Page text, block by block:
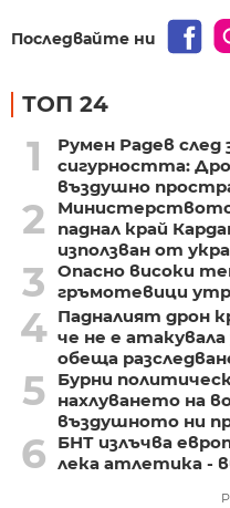
Последвайте ни
ТОП 24
1
Румен Радев след
сигурността:
въздушно
2
паднал край
използван от
3
Опасно високи
гръмотевици
4 Падналият дрон
че не е
обеща
5
Бурни
нахлуването на
въздушното ни
6
БНТ излъчва
лека атлетика -